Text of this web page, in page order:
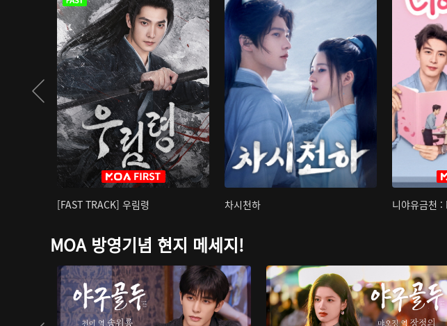
[FAST TRACK] 우림령 차시천하 니야유금천 :
MOA 방영기념 현지 메세지!